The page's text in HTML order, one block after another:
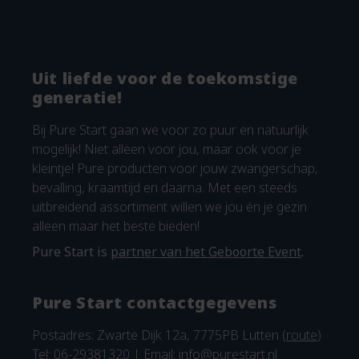
Uit liefde voor de toekomstige
generatie!
Bij Pure Start gaan we voor zo puur en natuurlijk
mogelijk! Niet alleen voor jou, maar ook voor je
kleintje! Pure producten voor jouw zwangerschap,
bevalling, kraamtijd en daarna. Met een steeds
uitbreidend assortiment willen we jou én je gezin
alleen maar het beste bieden!
Pure Start is partner van het Geboorte Event.
Pure Start contactgegevens
Postadres: Zwarte Dijk 12a, 7775PB Lutten (route)
Tel: 06-29381320 | Email: info@purestart.nl